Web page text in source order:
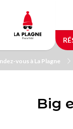
contenu
principal
vous à La Plagne
Big